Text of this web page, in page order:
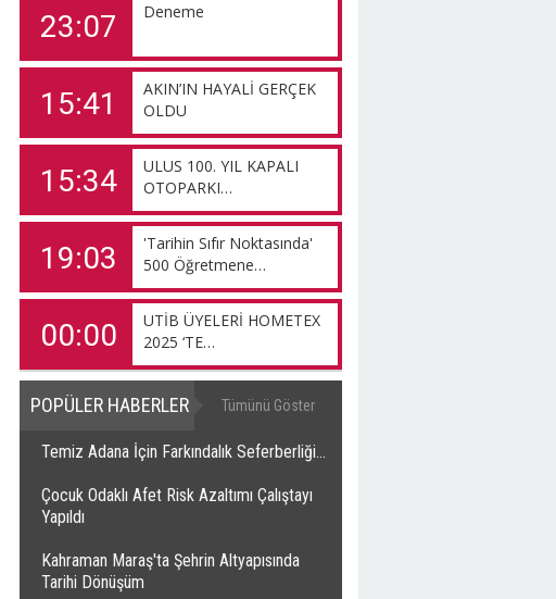
23:07 Deneme
15:41
AKIN’IN HAYALİ GERÇEK
OLDU
15:34
ULUS 100. YIL KAPALI
OTOPARKI…
19:03
'Tarihin Sıfır Noktasında'
500 Öğretmene…
00:00
UTİB ÜYELERİ HOMETEX
2025 ‘TE…
POPÜLER HABERLER Tümünü Göster
Temiz Adana İçin Farkındalık Seferberliği…
Çocuk Odaklı Afet Risk Azaltımı Çalıştayı
Yapıldı
Kahraman Maraş'ta Şehrin Altyapısında
Tarihi Dönüşüm